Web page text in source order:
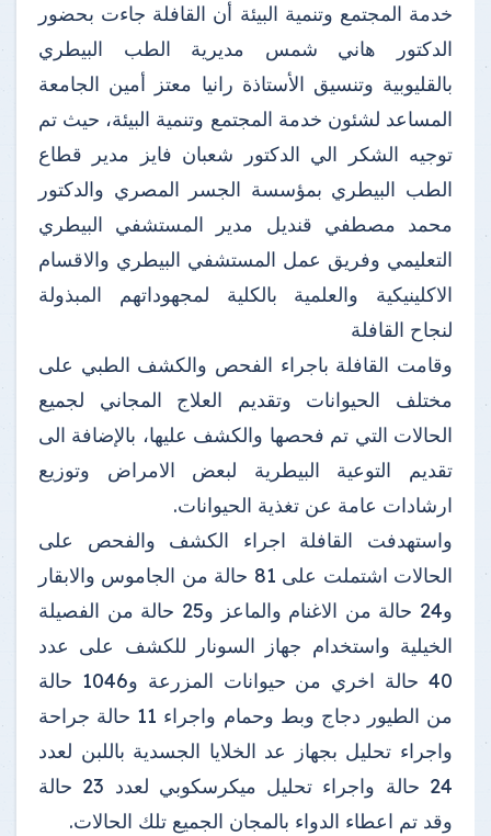
خدمة المجتمع وتنمية البيئة أن القافلة جاءت بحضور
الدكتور هاني شمس مديرية الطب البيطري
بالقليوبية وتنسيق الأستاذة رانيا معتز أمين الجامعة
المساعد لشئون خدمة المجتمع وتنمية البيئة، حيث تم
توجيه الشكر الي الدكتور شعبان فايز مدير قطاع
الطب البيطري بمؤسسة الجسر المصري والدكتور
محمد مصطفي قنديل مدير المستشفي البيطري
التعليمي وفريق عمل المستشفي البيطري والاقسام
الاكلينيكية والعلمية بالكلية لمجهوداتهم المبذولة
لنجاح القافلة
وقامت القافلة باجراء الفحص والكشف الطبي على
مختلف الحيوانات وتقديم العلاج المجاني لجميع
الحالات التي تم فحصها والكشف عليها، بالإضافة الى
تقديم التوعية البيطرية لبعض الامراض وتوزيع
ارشادات عامة عن تغذية الحيوانات.
واستهدفت القافلة اجراء الكشف والفحص على
الحالات اشتملت على 81 حالة من الجاموس والابقار
و24 حالة من الاغنام والماعز و25 حالة من الفصيلة
الخيلية واستخدام جهاز السونار للكشف على عدد
40 حالة اخري من حيوانات المزرعة و1046 حالة
من الطيور دجاج وبط وحمام واجراء 11 حالة جراحة
واجراء تحليل بجهاز عد الخلايا الجسدية باللبن لعدد
24 حالة واجراء تحليل ميكرسكوبي لعدد 23 حالة
وقد تم اعطاء الدواء بالمجان الجميع تلك الحالات.